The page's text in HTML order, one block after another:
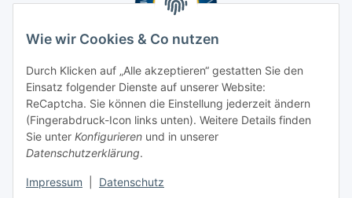
Wie wir Cookies & Co nutzen
Durch Klicken auf „Alle akzeptieren“ gestatten Sie den
Einsatz folgender Dienste auf unserer Website:
ReCaptcha. Sie können die Einstellung jederzeit ändern
(Fingerabdruck-Icon links unten). Weitere Details finden
Sie unter Konfigurieren und in unserer
Datenschutzerklärung.
Impressum Datenschutz